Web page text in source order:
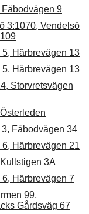
Fäbodvägen 9
3:1070, Vendelsö
5, Härbrevägen 13
5, Härbrevägen 13
Storvretsvägen
3, Fäbodvägen 34
6, Härbrevägen 21
3A
6, Härbrevägen 7
99,
Gårdsväg 67